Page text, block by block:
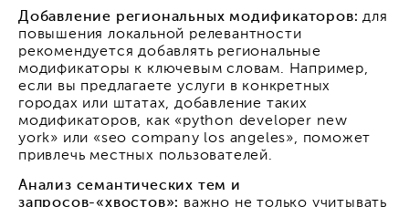
Добавление региональных модификаторов: для
повышения локальной релевантности
рекомендуется добавлять региональные
модификаторы к ключевым словам. Например,
если вы предлагаете услуги в конкретных
городах или штатах, добавление таких
модификаторов, как «python developer new
york» или «seo company los angeles», поможет
привлечь местных пользователей.
Анализ семантических тем и
запросов-«хвостов»: важно не только учитывать